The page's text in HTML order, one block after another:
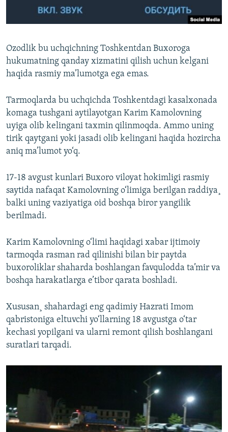
Ozodlik bu uchqichning Toshkentdan Buxoroga
hukumatning qanday xizmatini qilish uchun kelgani
haqida rasmiy ma’lumotga ega emas.
Tarmoqlarda bu uchqichda Toshkentdagi kasalxonada
komaga tushgani aytilayotgan Karim Kamolovning
uyiga olib kelingani taxmin qilinmoqda. Ammo uning
tirik qaytgani yoki jasadi olib kelingani haqida hozircha
aniq ma’lumot yo‘q.
17-18 avgust kunlari Buxoro viloyat hokimligi rasmiy
saytida nafaqat Kamolovning o‘limiga berilgan raddiya¸
balki uning vaziyatiga oid boshqa biror yangilik
berilmadi.
Karim Kamolovning o‘limi haqidagi xabar ijtimoiy
tarmoqda rasman rad qilinishi bilan bir paytda
buxoroliklar shaharda boshlangan favqulodda ta’mir va
boshqa harakatlarga e’tibor qarata boshladi.
Xususan¸ shahardagi eng qadimiy Hazrati Imom
qabristoniga eltuvchi yo‘llarning 18 avgustga o‘tar
kechasi yopilgani va ularni remont qilish boshlangani
suratlari tarqadi.